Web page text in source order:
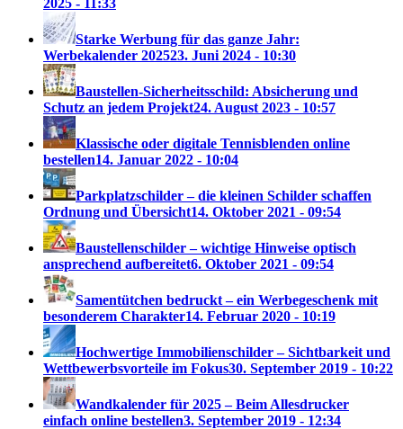
2025 - 11:33
Starke Werbung für das ganze Jahr:
Werbekalender 202523. Juni 2024 - 10:30
Baustellen-Sicherheitsschild: Absicherung und
Schutz an jedem Projekt24. August 2023 - 10:57
Klassische oder digitale Tennisblenden online
bestellen14. Januar 2022 - 10:04
Parkplatzschilder – die kleinen Schilder schaffen
Ordnung und Übersicht14. Oktober 2021 - 09:54
Baustellenschilder – wichtige Hinweise optisch
ansprechend aufbereitet6. Oktober 2021 - 09:54
Samentütchen bedruckt – ein Werbegeschenk mit
besonderem Charakter14. Februar 2020 - 10:19
Hochwertige Immobilienschilder – Sichtbarkeit und
Wettbewerbsvorteile im Fokus30. September 2019 - 10:22
Wandkalender für 2025 – Beim Allesdrucker
einfach online bestellen3. September 2019 - 12:34